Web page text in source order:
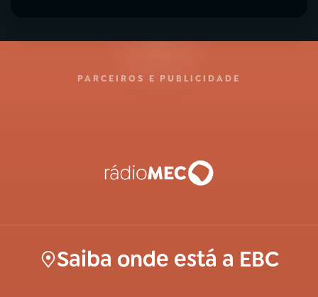
PARCEIROS E PUBLICIDADE
Saiba onde está a EBC